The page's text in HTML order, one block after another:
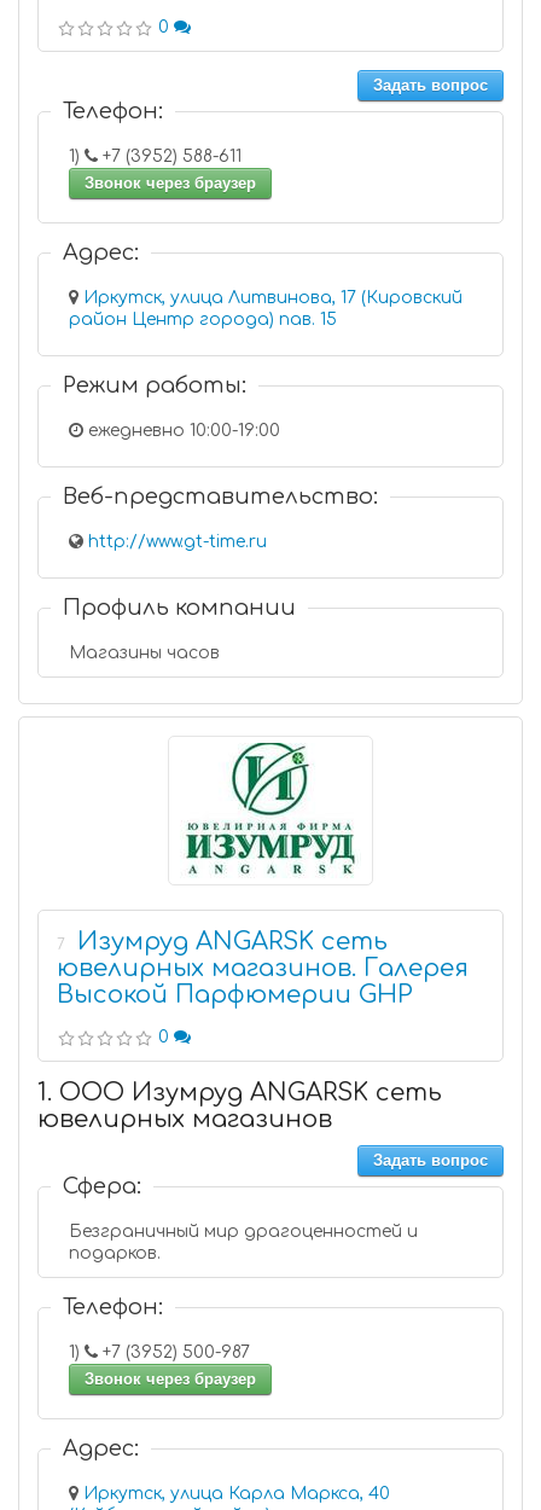
0
Задать вопрос
Телефон:
1)
+7 (3952) 588-611
Звонок через браузер
Адрес:
Иркутск, улица Литвинова, 17 (Кировский
район Центр города) пав. 15
Режим работы:
ежедневно 10:00-19:00
Веб-представительство:
http://www.gt-time.ru
Профиль компании
Магазины часов
7
Изумруд ANGARSK сеть
ювелирных магазинов. Галерея
Высокой Парфюмерии GHP
0
1. ООО Изумруд ANGARSK сеть
ювелирных магазинов
Задать вопрос
Сфера:
Безграничный мир драгоценностей и
подарков.
Телефон:
1)
+7 (3952) 500-987
Звонок через браузер
Адрес:
Иркутск, улица Карла Маркса, 40